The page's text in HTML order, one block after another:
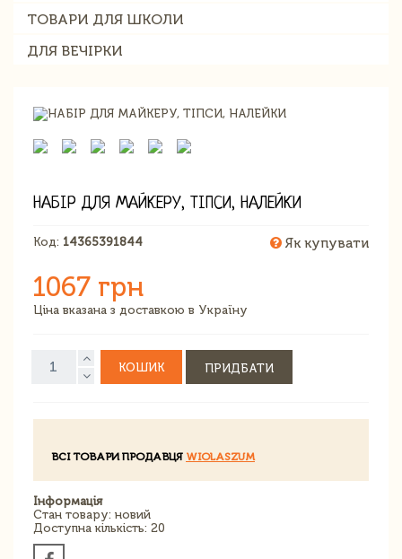
ТОВАРИ ДЛЯ ШКОЛИ
ДЛЯ ВЕЧІРКИ
НАБІР ДЛЯ МАЙКЕРУ, ТІПСИ, НАЛЕЙКИ
Код: 14365391844 Як купувати
1067 грн
Ціна вказана з доставкою в Україну
КОШИК ПРИДБАТИ
ВСІ ТОВАРИ ПРОДАВЦЯ WIOLASZUM
Інформація
Стан товару: новий
Доступна кількість: 20